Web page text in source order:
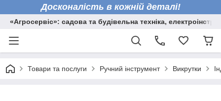
Досконалість в кожній деталі!
«Агросервіс»: садова та будівельна техніка,
Товари та послуги Ручний інструмент Викрутки